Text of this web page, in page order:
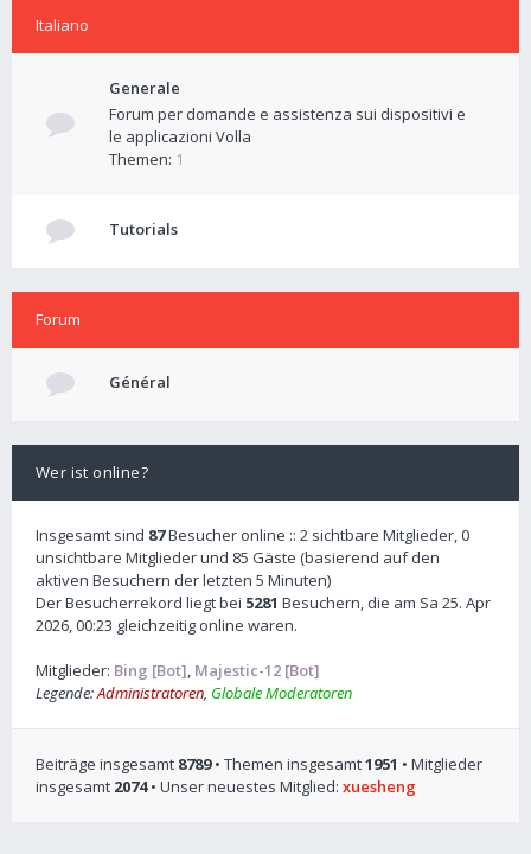
Italiano
Generale
Forum per domande e assistenza sui dispositivi e
le applicazioni Volla
Themen: 1
Tutorials
Forum
Général
Wer ist online?
Insgesamt sind 87Besucher online :: 2 sichtbare Mitglieder, 0
unsichtbare Mitglieder und 85 Gäste (basierend auf den
aktiven Besuchern der letzten 5 Minuten)
Der Besucherrekord liegt bei 5281 Besuchern, die am Sa 25. Apr
2026, 00:23 gleichzeitig online waren.
Mitglieder: Bing [Bot], Majestic-12 [Bot]
Legende:Administratoren, Globale Moderatoren
Beiträge insgesamt 8789• Themen insgesamt1951 • Mitglieder
insgesamt 2074• Unser neuestes Mitglied: xuesheng